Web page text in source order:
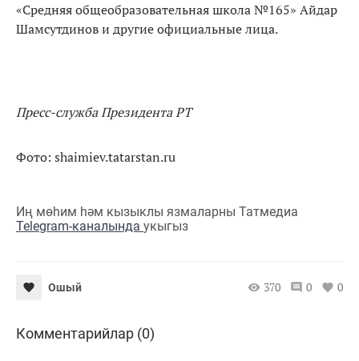
«Средняя общеобразовательная школа №165» Айдар
Шамсутдинов и другие официальные лица.
Пресс-служба Президента РТ
Фото: shaimiev.tatarstan.ru
Иң мөһим һәм кызыклы язмаларны Татмедиа
Telegram-каналында укыгыз
Ошый 370 0 0
Комментарийлар (0)